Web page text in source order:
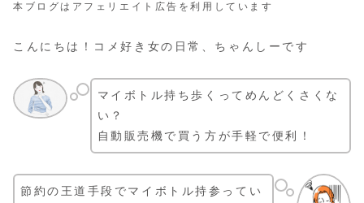
本ブログはアフェリエイト広告を利用しています
こんにちは！コメ好き女の日常、ちゃんしーです
マイボトル持ち歩くってめんどくさくな
い？
自動販売機で買う方が手軽で便利！
節約の王道手段でマイボトル持参ってい